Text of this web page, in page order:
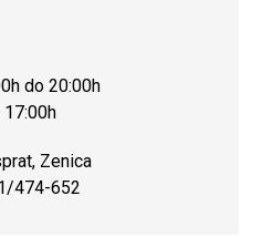
do 20:00h
Zenica
474-652